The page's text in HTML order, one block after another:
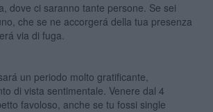
dove ci saranno tante persone. Se sei
che se ne accorgerá della tua presenza
via di fuga.
un periodo molto gratificante,
di vista sentimentale. Venere dal 4
favoloso, anche se tu fossi single